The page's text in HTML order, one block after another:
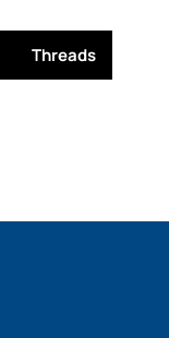
Threads